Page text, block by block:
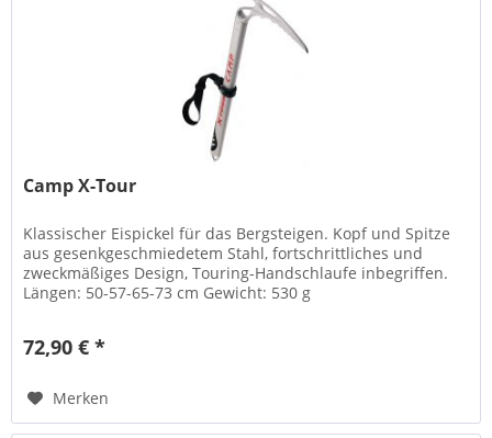
Camp X-Tour
Klassischer Eispickel für das Bergsteigen. Kopf und Spitze
aus gesenkgeschmiedetem Stahl, fortschrittliches und
zweckmäßiges Design, Touring-Handschlaufe inbegriffen.
Längen: 50-57-65-73 cm Gewicht: 530 g
72,90 € *
Merken